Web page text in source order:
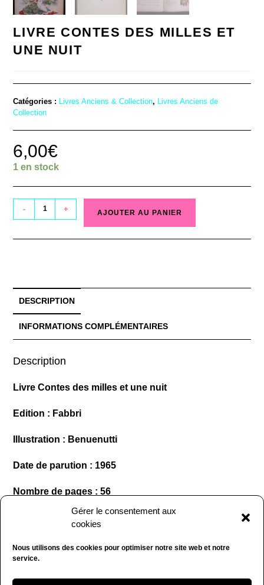
Gérer le consentement aux
cookies
Nous utilisons des cookies pour optimiser notre site web et notre
service.
LIVRE CONTES DES MILLES ET
UNE NUIT
Catégories : Livres Anciens & Collection,
Livres Anciens de
Collection
6,00€
1 en stock
- + AJOUTER AU PANIER
DESCRIPTION
INFORMATIONS COMPLÉMENTAIRES
Description
Livre Contes des milles et une nuit
Edition : Fabbri
Illustration : Benuenutti
Date de parution : 1965
Nombre de pages : 56
Format cartonné : 34 x 25 cm
Usure du temps sur la couverture, sinon bon état.
(248)